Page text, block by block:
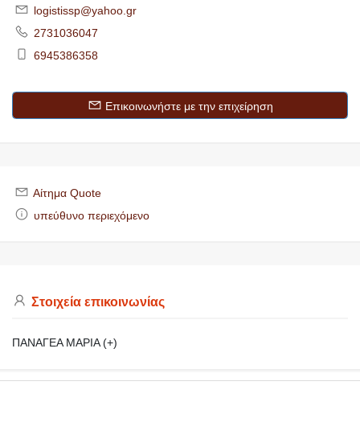
logistissp@yahoo.gr
2731036047
6945386358
Επικοινωνήστε με την επιχείρηση
Αίτημα Quote
υπεύθυνο περιεχόμενο
Στοιχεία επικοινωνίας
ΠΑΝΑΓΕΑ ΜΑΡΙΑ (+)